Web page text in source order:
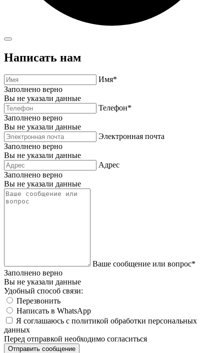
Написать нам
Имя*
Заполнено верно
Вы не указали данные
Телефон*
Заполнено верно
Вы не указали данные
Электронная почта
Заполнено верно
Вы не указали данные
Адрес
Заполнено верно
Вы не указали данные
Ваше сообщение или вопрос*
Заполнено верно
Вы не указали данные
Удобный способ связи:
Перезвонить
Написать в WhatsApp
Я соглашаюсь с политикой обработки персональных
данных
Перед отправкой необходимо согласиться